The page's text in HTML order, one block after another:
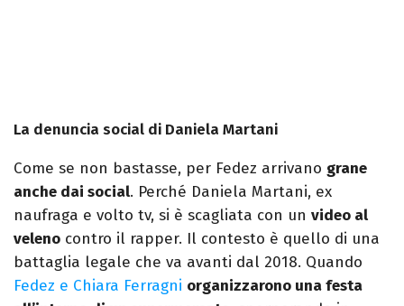
La denuncia social di Daniela Martani
Come se non bastasse, per Fedez arrivano grane
anche dai social. Perché Daniela Martani, ex
naufraga e volto tv, si è scagliata con un video al
veleno contro il rapper. Il contesto è quello di una
battaglia legale che va avanti dal 2018. Quando
Fedez e Chiara Ferragni organizzarono una festa